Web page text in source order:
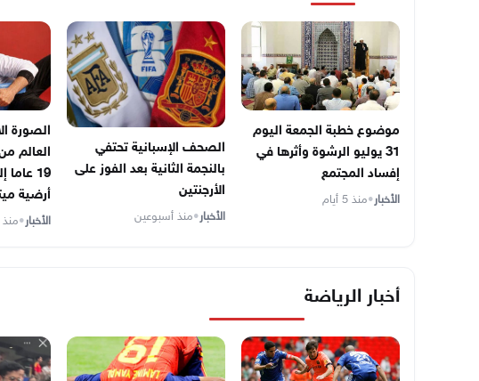
موضوع خطبة الجمعة اليوم
31 يوليو الرشوة وأثرها في
إفساد المجتمع
الأخبار•منذ 5 أيام
الصحف الإسبانية تحتفي
بالنجمة الثانية بعد الفوز على
الأرجنتين
الأخبار•منذ أسبوعين
الصورة
العالم
19
أرضية
الأخبار•
أخبار الرياضة